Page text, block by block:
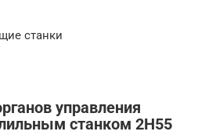
станки
управления
станком 2Н55